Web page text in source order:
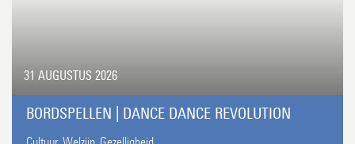
31 AUGUSTUS 2026
BORDSPELLEN | DANCE DANCE REVOLUTION